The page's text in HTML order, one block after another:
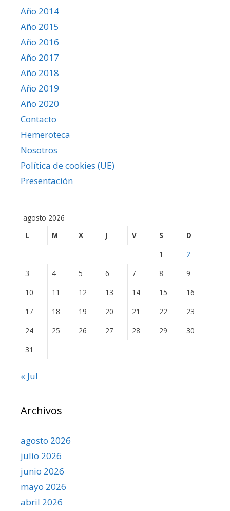
Año 2014
Año 2015
Año 2016
Año 2017
Año 2018
Año 2019
Año 2020
Contacto
Hemeroteca
Nosotros
Política de cookies (UE)
Presentación
agosto 2026
L
M X J V S
D
1
2
3
4 5 6 7 8
9
10
11 12 13 14 15
16
17
18 19 20 21 22
23
24
25 26 27 28 29
30
31
« Jul
Archivos
agosto 2026
julio 2026
junio 2026
mayo 2026
abril 2026